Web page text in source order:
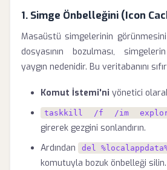
1. Simge Önbelleğini (Icon
Masaüstü simgelerinin
dosyasının bozulması,
yaygın nedenidir. Bu veritabanını
Komut İstemi'ni yönetici
taskkill /f /im
girerek gezgini sonlandırın.
Ardından
del
komutuyla bozuk önbelleği silin.